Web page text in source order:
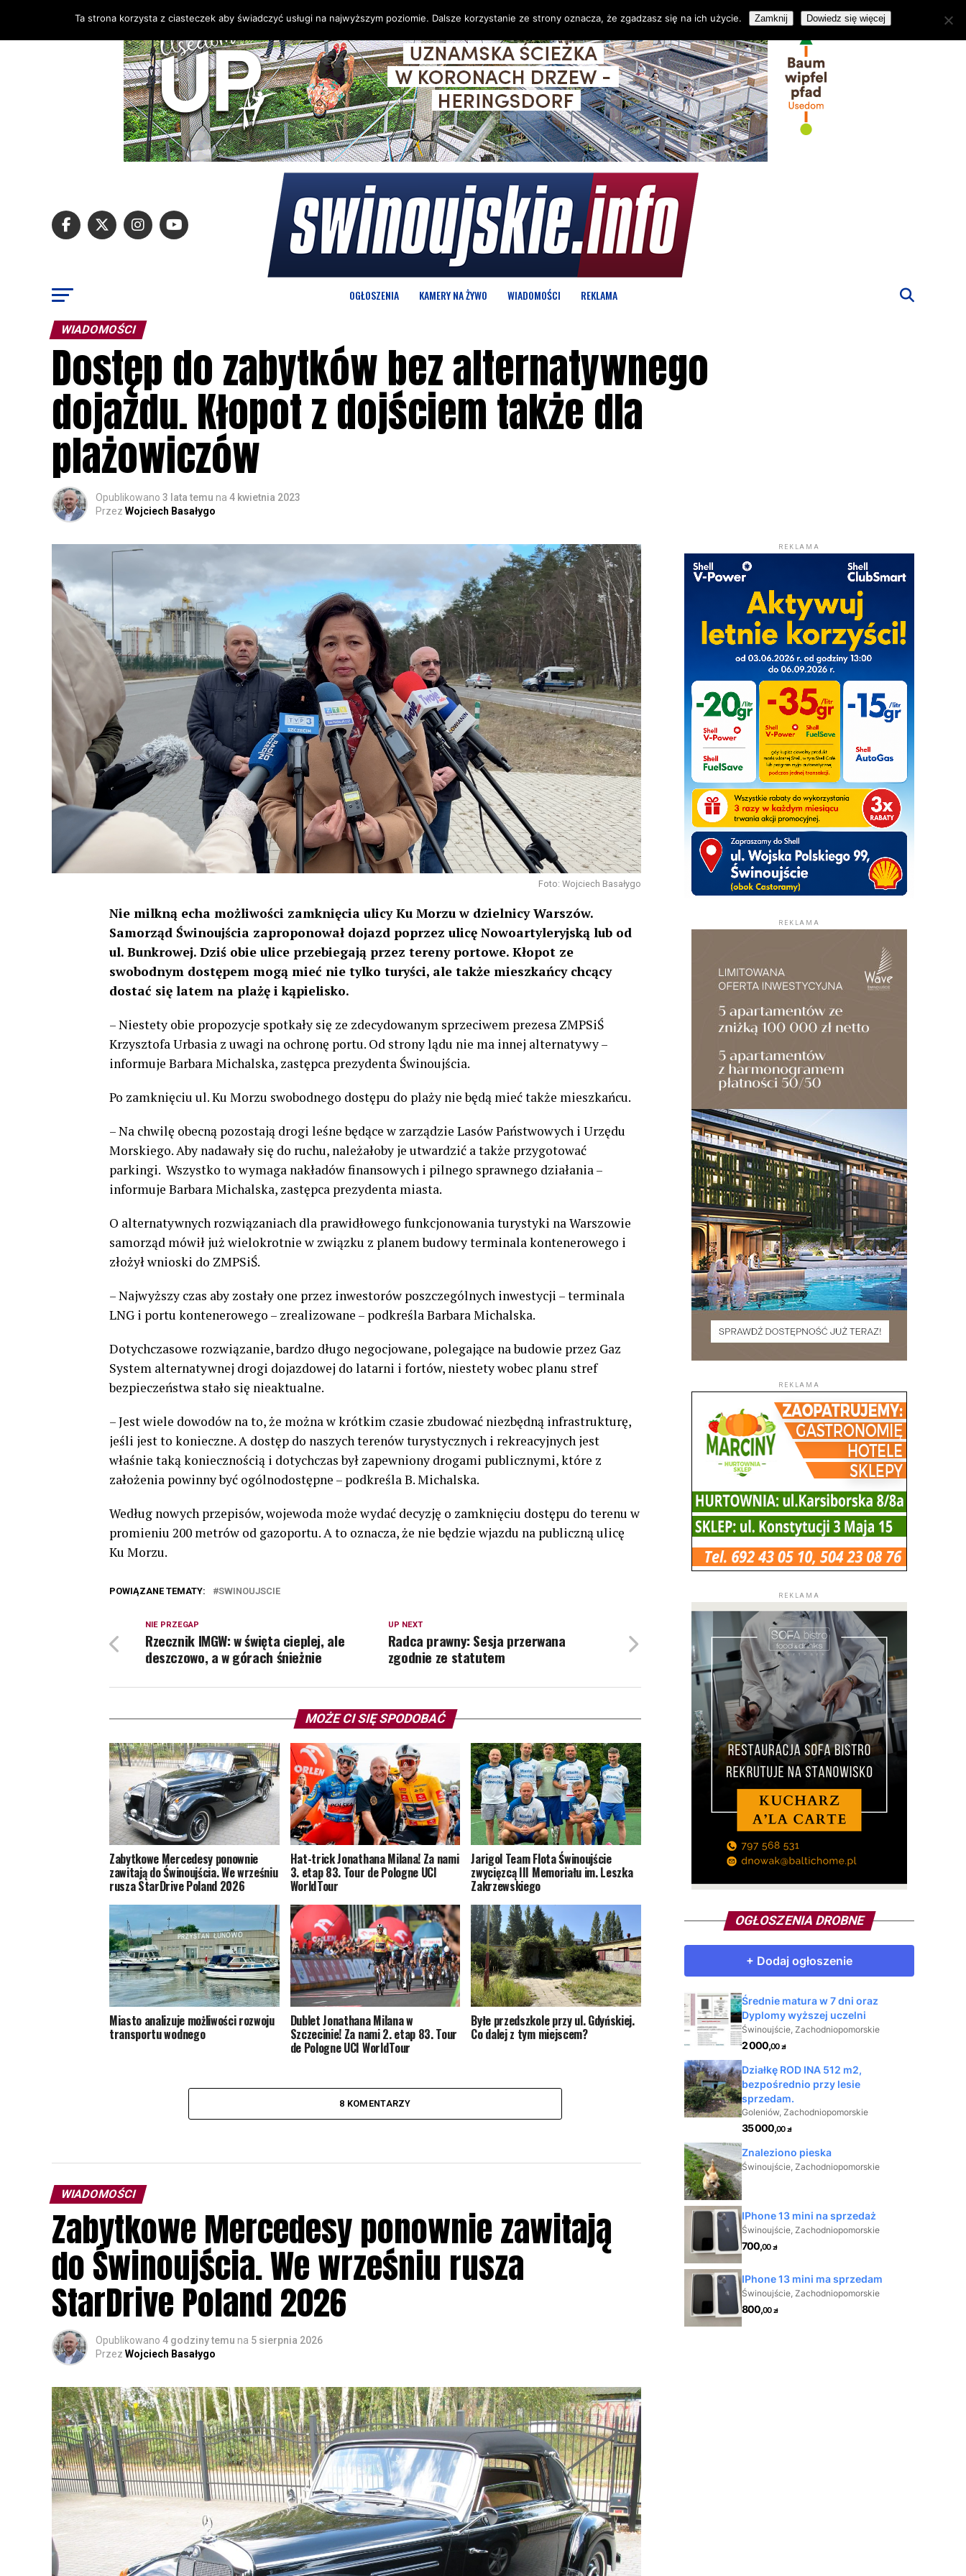
OGŁOSZENIA KAMERY NA ŻYWO WIADOMOŚCI REKLAMA
WIADOMOŚCI
Dostęp do zabytków bez alternatywnego
dojazdu. Kłopot z dojściem także dla
plażowiczów
Opublikowano 3 lata temu na 4 kwietnia 2023
Przez Wojciech Basałygo
Foto: Wojciech Basałygo
Nie milkną echa możliwości zamknięcia ulicy Ku Morzu w dzielnicy Warszów.
Samorząd Świnoujścia zaproponował dojazd poprzez ulicę Nowoartyleryjską lub od
ul. Bunkrowej. Dziś obie ulice przebiegają przez tereny portowe. Kłopot ze
swobodnym dostępem mogą mieć nie tylko turyści, ale także mieszkańcy chcący
dostać się latem na plażę i kąpielisko.
– Niestety obie propozycje spotkały się ze zdecydowanym sprzeciwem prezesa ZMPSiŚ
Krzysztofa Urbasia z uwagi na ochronę portu. Od strony lądu nie ma innej alternatywy –
informuje Barbara Michalska, zastępca prezydenta Świnoujścia.
Po zamknięciu ul. Ku Morzu swobodnego dostępu do plaży nie będą mieć także mieszkańcu.
– Na chwilę obecną pozostają drogi leśne będące w zarządzie Lasów Państwowych i Urzędu
Morskiego. Aby nadawały się do ruchu, należałoby je utwardzić a także przygotować
parkingi. Wszystko to wymaga nakładów finansowych i pilnego sprawnego działania –
informuje Barbara Michalska, zastępca prezydenta miasta.
O alternatywnych rozwiązaniach dla prawidłowego funkcjonowania turystyki na Warszowie
samorząd mówił już wielokrotnie w związku z planem budowy terminala kontenerowego i
złożył wnioski do ZMPSiŚ.
– Najwyższy czas aby zostały one przez inwestorów poszczególnych inwestycji – terminala
LNG i portu kontenerowego – zrealizowane – podkreśla Barbara Michalska.
Dotychczasowe rozwiązanie, bardzo długo negocjowane, polegające na budowie przez Gaz
System alternatywnej drogi dojazdowej do latarni i fortów, niestety wobec planu stref
bezpieczeństwa stało się nieaktualne.
– Jest wiele dowodów na to, że można w krótkim czasie zbudować niezbędną infrastrukturę,
jeśli jest to konieczne. A dostęp do naszych terenów turystycznych i rekreacyjnych jest
właśnie taką koniecznością i dotychczas był zapewniony drogami publicznymi, które z
założenia powinny być ogólnodostępne – podkreśla B. Michalska.
Według nowych przepisów, wojewoda może wydać decyzję o zamknięciu dostępu do terenu w
promieniu 200 metrów od gazoportu. A to oznacza, że nie będzie wjazdu na publiczną ulicę
Ku Morzu.
POWIĄZANE TEMATY: SWINOUJSCIE
UP NEXT
Radca prawny: Sesja przerwana
zgodnie ze statutem
NIE PRZEGAP
Rzecznik IMGW: w święta cieplej, ale
deszczowo, a w górach śnieżnie
MOŻE CI SIĘ SPODOBAĆ
Zabytkowe Mercedesy ponownie
zawitają do Świnoujścia. We wrześniu
rusza StarDrive Poland 2026
Hat-trick Jonathana Milana! Za nami
3. etap 83. Tour de Pologne UCI
WorldTour
Jarigol Team Flota Świnoujście
zwycięzcą III Memoriału im. Leszka
Zakrzewskiego
Miasto analizuje możliwości rozwoju
transportu wodnego
Dublet Jonathana Milana w
Szczecinie! Za nami 2. etap 83. Tour
de Pologne UCI WorldTour
Byłe przedszkole przy ul. Gdyńskiej.
Co dalej z tym miejscem?
8 KOMENTARZY
WIADOMOŚCI
Zabytkowe Mercedesy ponownie zawitają
do Świnoujścia. We wrześniu rusza
StarDrive Poland 2026
Opublikowano 4 godziny temu na 5 sierpnia 2026
Przez Wojciech Basałygo
REKLAMA
REKLAMA
REKLAMA
REKLAMA
OGŁOSZENIA DROBNE
Ta strona korzysta z ciasteczek aby świadczyć usługi na najwyższym poziomie. Dalsze korzystanie ze strony oznacza, że zgadzasz się na ich użycie. Zamknij Dowiedz się więcej